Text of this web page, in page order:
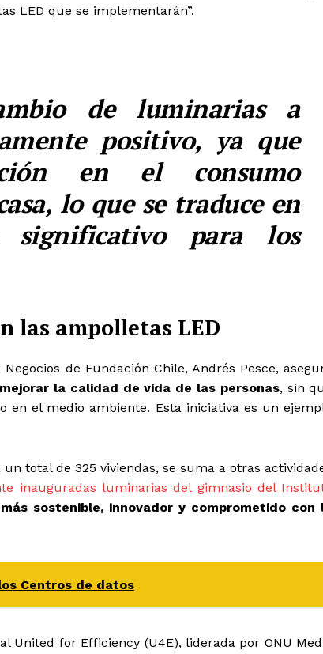
LED que se implementarán”.
de luminarias a
positivo, ya que
en el consumo
lo que se traduce en
significativo para los
las ampolletas LED
de Fundación Chile, Andrés Pesce,
la calidad de vida de las personas, sin
el medio ambiente. Esta iniciativa es un
total de 325 viviendas, se suma a otras
inauguradas luminarias del gimnasio del
sostenible, innovador y comprometido con
Centros de datos
United for Efficiency (U4E), liderada por ONU